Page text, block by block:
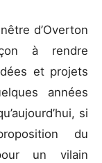
d’Overton
à rendre
et projets
années
si
du
un vilain